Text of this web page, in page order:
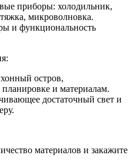
приборы: холодильник,
микроволновка.
и функциональность
остров,
и материалам.
достаточный свет и
материалов и закажите